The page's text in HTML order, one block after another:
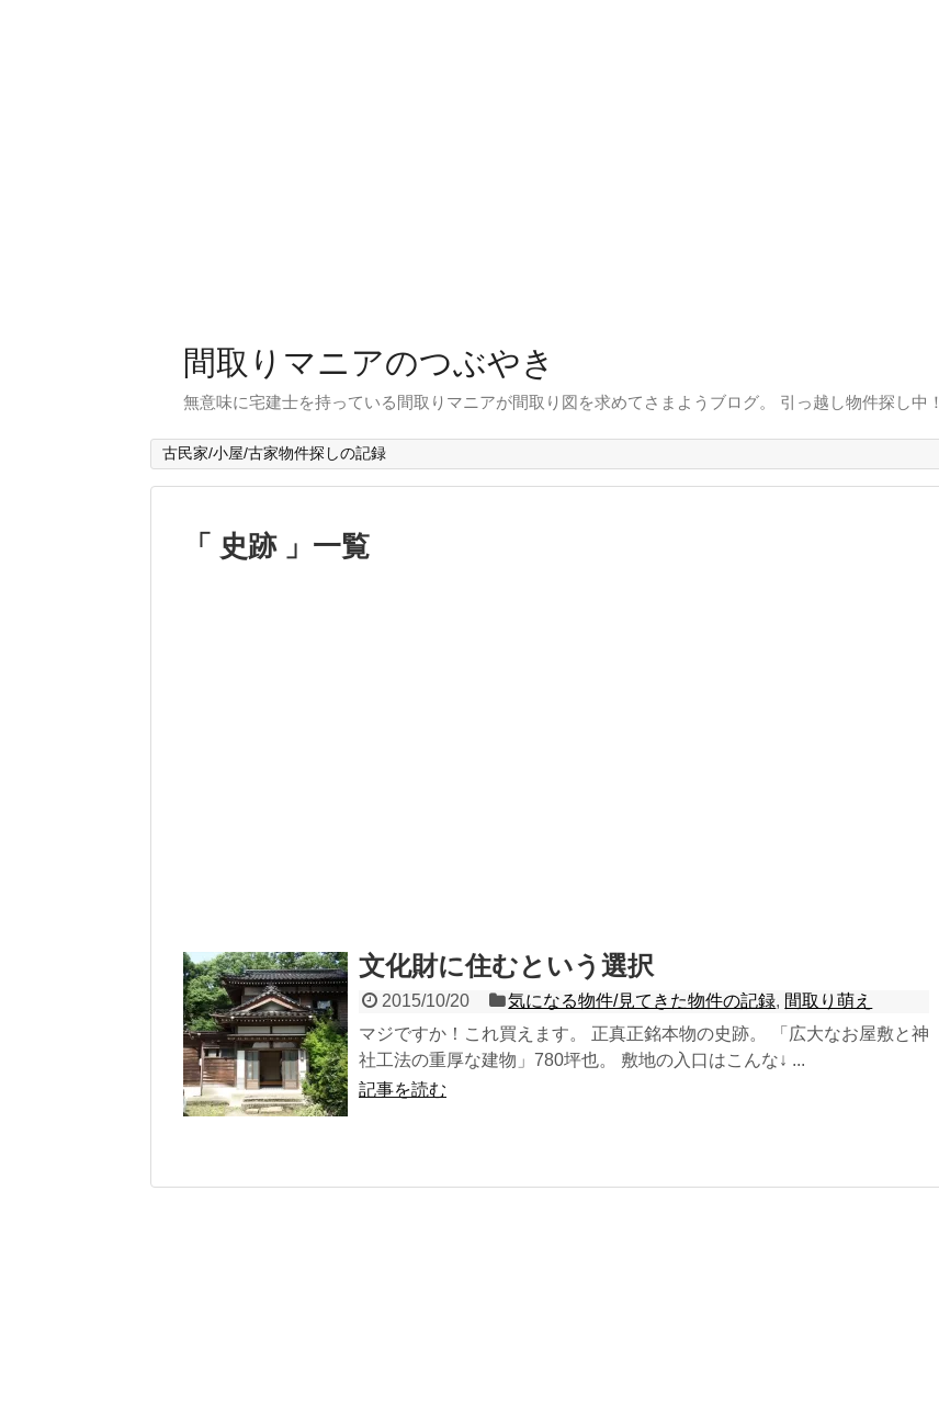
間取りマニアのつぶやき
無意味に宅建士を持っている間取りマニアが間取り図を求めてさまようブログ。 引っ越し物件探し中！
古民家/小屋/古家物件探しの記録
「 史跡 」一覧
文化財に住むという選択
2015/10/20 気になる物件/見てきた物件の記録, 間取り萌え
マジですか！これ買えます。 正真正銘本物の史跡。 「広大なお屋敷と神
社工法の重厚な建物」780坪也。 敷地の入口はこんな↓ ...
記事を読む